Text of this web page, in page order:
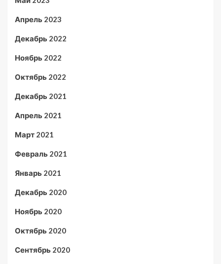
Апрель 2023
Декабрь 2022
Ноябрь 2022
Октябрь 2022
Декабрь 2021
Апрель 2021
Март 2021
Февраль 2021
Январь 2021
Декабрь 2020
Ноябрь 2020
Октябрь 2020
Сентябрь 2020